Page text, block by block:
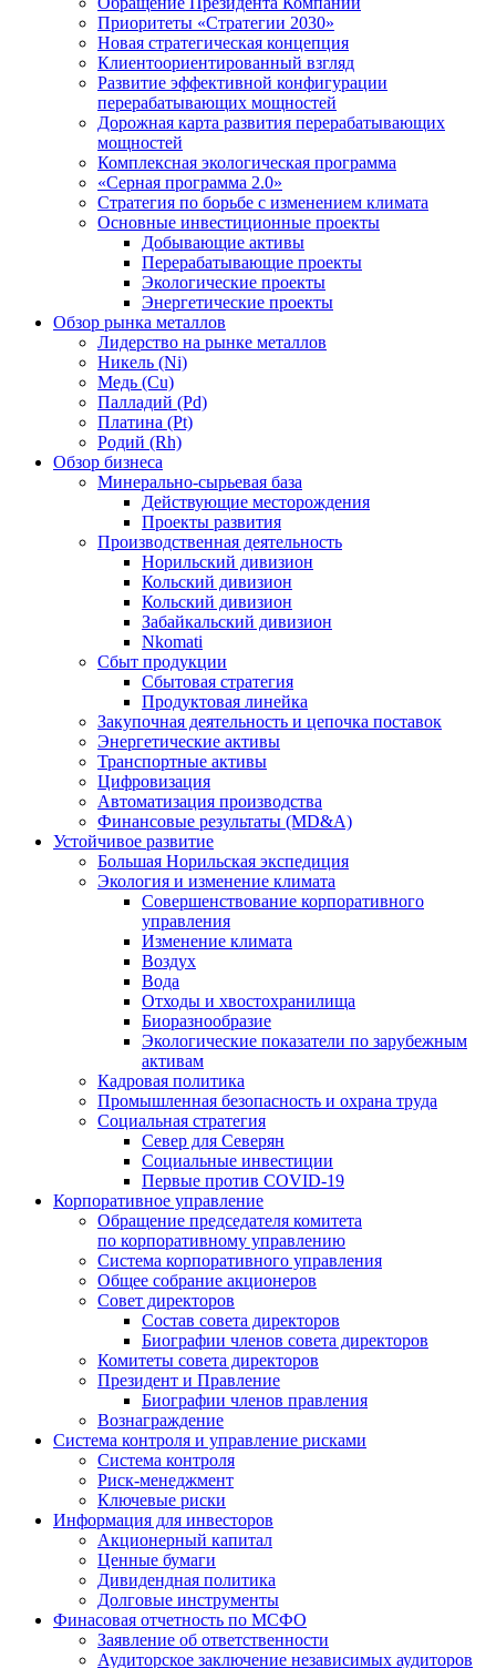
Приоритеты «Стратегии 2030»
Новая стратегическая концепция
Клиентоориентированный взгляд
Развитие эффективной конфигурации
перерабатывающих мощностей
Дорожная карта развития перерабатывающих
мощностей
Комплексная экологическая программа
«Серная программа 2.0»
Стратегия по борьбе с изменением климата
Основные инвестиционные проекты
Добывающие активы
Перерабатывающие проекты
Экологические проекты
Энергетические проекты
Обзор рынка металлов
Лидерство на рынке металлов
Никель (Ni)
Медь (Cu)
Палладий (Pd)
Платина (Pt)
Родий (Rh)
Обзор бизнеса
Минерально-сырьевая база
Действующие месторождения
Проекты развития
Производственная деятельность
Норильский дивизион
Кольский дивизион
Кольский дивизион
Забайкальский дивизион
Nkomati
Сбыт продукции
Сбытовая стратегия
Продуктовая линейка
Закупочная деятельность и цепочка поставок
Энергетические активы
Транспортные активы
Цифровизация
Автоматизация производства
Финансовые результаты (MD&A)
Устойчивое развитие
Большая Норильская экспедиция
Экология и изменение климата
Совершенствование корпоративного
управления
Изменение климата
Воздух
Вода
Отходы и хвостохранилища
Биоразнообразие
Экологические показатели по зарубежным
активам
Кадровая политика
Промышленная безопасность и охрана труда
Социальная стратегия
Север для Северян
Социальные инвестиции
Первые против COVID‑19
Корпоративное управление
Обращение председателя комитета
по корпоративному управлению
Система корпоративного управления
Общее собрание акционеров
Совет директоров
Состав совета директоров
Биографии членов совета директоров
Комитеты совета директоров
Президент и Правление
Биографии членов правления
Вознаграждение
Система контроля и управление рисками
Система контроля
Риск-менеджмент
Ключевые риски
Информация для инвесторов
Акционерный капитал
Ценные бумаги
Дивидендная политика
Долговые инструменты
Финасовая отчетность по МСФО
Заявление об ответственности
Аудиторское заключение независимых аудиторов